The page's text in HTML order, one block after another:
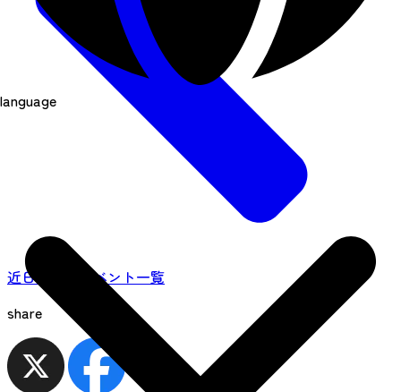
language
近日開催のイベント一覧
share